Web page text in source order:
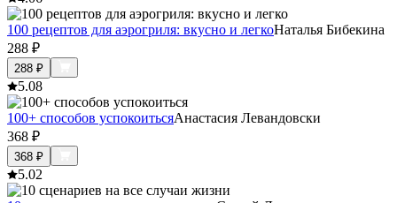
100 рецептов для аэрогриля: вкусно и легкоНаталья Бибекина
288 ₽
288 ₽
5.08
100+ способов успокоитьсяАнастасия Левандовски
368 ₽
368 ₽
5.02